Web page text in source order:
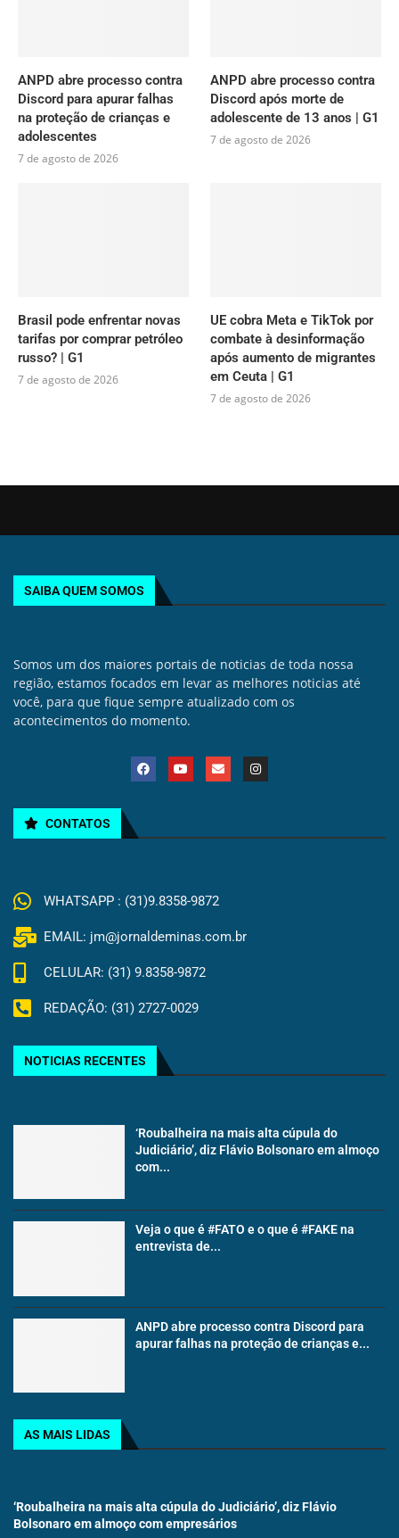
ANPD abre processo contra
Discord para apurar falhas
na proteção de crianças e
adolescentes
7 de agosto de 2026
ANPD abre processo contra
Discord após morte de
adolescente de 13 anos | G1
7 de agosto de 2026
Brasil pode enfrentar novas
tarifas por comprar petróleo
russo? | G1
7 de agosto de 2026
UE cobra Meta e TikTok por
combate à desinformação
após aumento de migrantes
em Ceuta | G1
7 de agosto de 2026
SAIBA QUEM SOMOS
Somos um dos maiores portais de noticias de toda nossa
região, estamos focados em levar as melhores noticias até
você, para que fique sempre atualizado com os
acontecimentos do momento.
CONTATOS
WHATSAPP : (31)9.8358-9872
EMAIL: jm@jornaldeminas.com.br
CELULAR: (31) 9.8358-9872
REDAÇÃO: (31) 2727-0029
NOTICIAS RECENTES
‘Roubalheira na mais alta cúpula do
Judiciário’, diz Flávio Bolsonaro em almoço
com...
Veja o que é #FATO e o que é #FAKE na
entrevista de...
ANPD abre processo contra Discord para
apurar falhas na proteção de crianças e...
AS MAIS LIDAS
‘Roubalheira na mais alta cúpula do Judiciário’, diz Flávio
Bolsonaro em almoço com empresários